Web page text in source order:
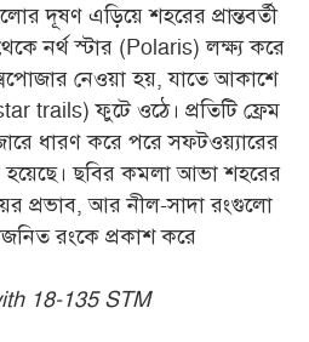
দূষণ এড়িয়ে শহরের প্রান্তবর্তী
নর্থ স্টার (Polaris) লক্ষ্য করে
নেওয়া হয়, যাতে আকাশে
trails) ফুটে ওঠে। প্রতিটি ফ্রেম
ধারণ করে পরে সফটওয়্যারের
হয়েছে। ছবির কমলা আভা শহরের
প্রভাব, আর নীল-সাদা রংগুলো
রংকে প্রকাশ করে
18-135 STM